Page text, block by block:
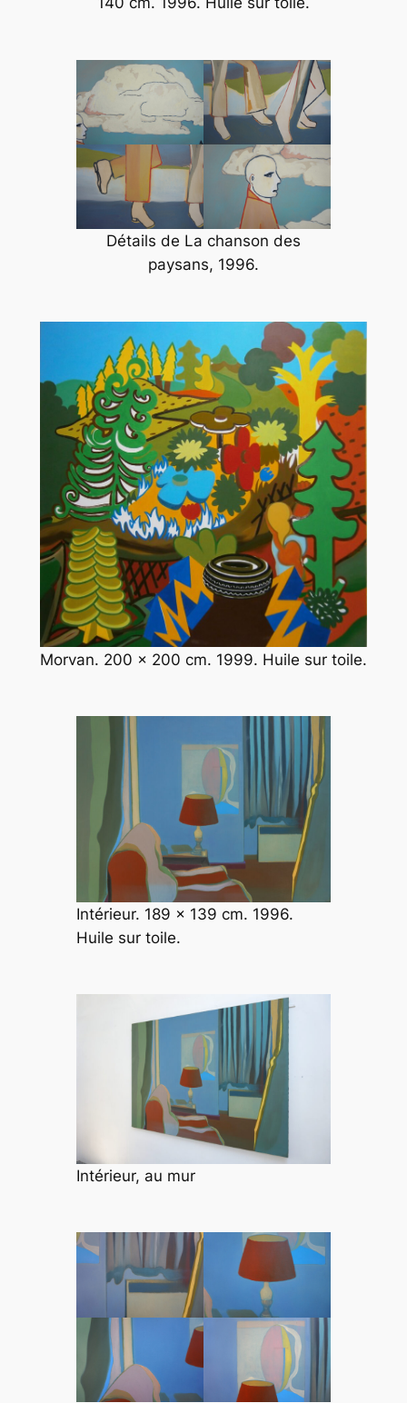
Détails de La chanson des
paysans, 1996.
Morvan. 200 x 200 cm. 1999. Huile sur toile.
Intérieur. 189 x 139 cm. 1996.
Huile sur toile.
Intérieur, au mur